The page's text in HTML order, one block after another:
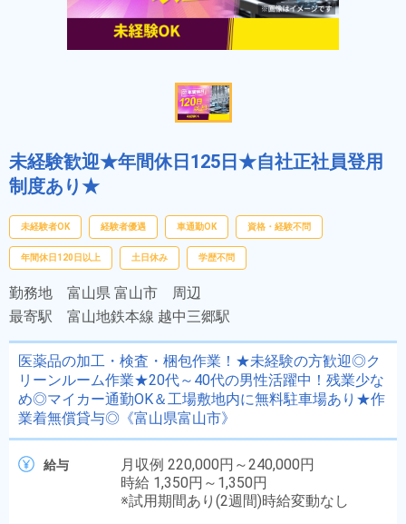
未経験歓迎★年間休日125日★自社正社員登用
制度あり★
未経験者OK 経験者優遇 車通勤OK 資格・経験不問
年間休日120日以上 土日休み 学歴不問
勤務地 富山県 富山市 周辺
最寄駅 富山地鉄本線 越中三郷駅
医薬品の加工・検査・梱包作業！★未経験の方歓迎◎ク
リーンルーム作業★20代～40代の男性活躍中！残業少な
め◎マイカー通勤OK＆工場敷地内に無料駐車場あり★作
業着無償貸与◎《富山県富山市》
給与
月収例 220,000円～240,000円
時給 1,350円～1,350円
※試用期間あり(2週間)時給変動なし